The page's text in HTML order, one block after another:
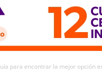
para encontrar la mejor opción